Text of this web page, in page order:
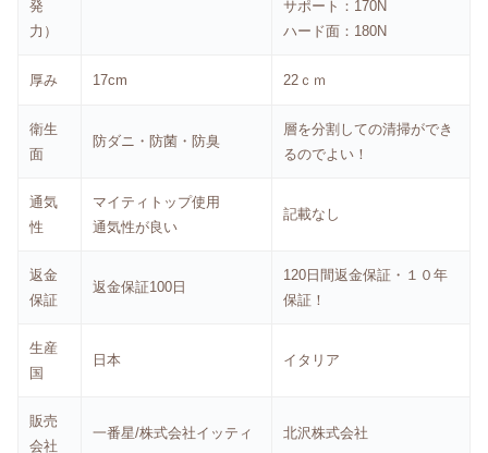
発
力）
サポート：170N
ハード面：180N
厚み 17cm 22ｃｍ
衛生
面
防ダニ・防菌・防臭
層を分割しての清掃ができ
るのでよい！
通気
性
マイティトップ使用
通気性が良い
記載なし
返金
保証
返金保証100日
120日間返金保証・１０年
保証！
生産
国
日本 イタリア
販売
会社
一番星/株式会社イッティ 北沢株式会社